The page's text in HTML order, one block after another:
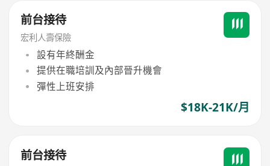
前台接待
宏利人壽保險
設有年終酬金
提供在職培訓及內部晉升機會
彈性上班安排
$18K-21K/月
前台接待